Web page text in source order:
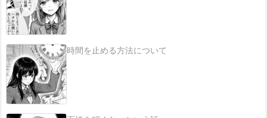
時間を止める方法について